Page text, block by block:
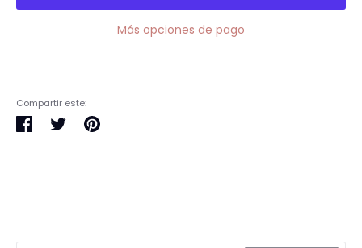
Más opciones de pago
Compartir este:
Compartir
TuitearPinear